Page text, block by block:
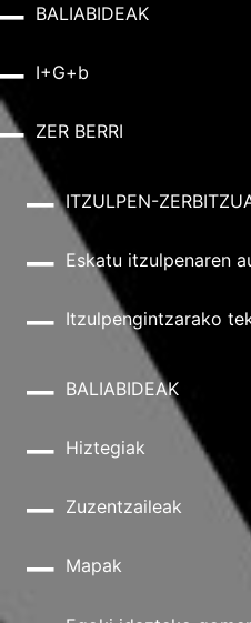
BALIABIDEAK
I+G+b
ZER BERRI
ITZULPEN-
Eskatu itzulpenaren
Itzulpengintzarako
BALIABIDEAK
Hiztegiak
Zuzentzaileak
Mapak